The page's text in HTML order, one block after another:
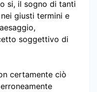
si, il sogno di tanti
giusti termini e
soggettivo di
certamente ciò